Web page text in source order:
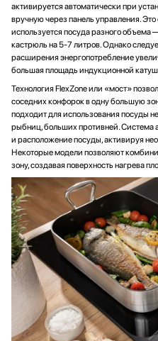
активируется автоматически при
вручную через панель управления.
используется посуда разного
кастрюль на 5-7 литров. Однако
расширения энергопотребление
большая площадь индукционной
Технология FlexZone или «мост»
соседних конфорок в одну большую
подходит для использования посуды
рыбниц, больших противней. Система
и расположение посуды, активируя
Некоторые модели позволяют
зону, создавая поверхность нагрева